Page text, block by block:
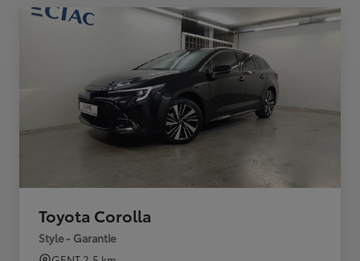
Toyota Corolla
Style - Garantie